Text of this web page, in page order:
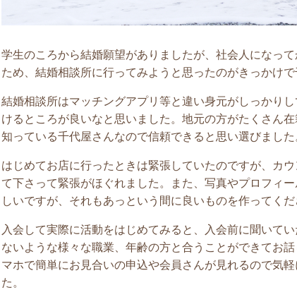
学生のころから結婚願望がありましたが、社会人になっ
ため、結婚相談所に行ってみようと思ったのがきっかけ
結婚相談所はマッチングアプリ等と違い身元がしっかり
けるところが良いなと思いました。地元の方がたくさん
知っている千代屋さんなので信頼できると思い選びました
はじめてお店に行ったときは緊張していたのですが、カ
て下さって緊張がほぐれました。また、写真やプロフィ
しいですが、それもあっという間に良いものを作ってくだ
入会して実際に活動をはじめてみると、入会前に聞いて
ないような様々な職業、年齢の方と合うことができてお
マホで簡単にお見合いの申込や会員さんが見れるので気
た。